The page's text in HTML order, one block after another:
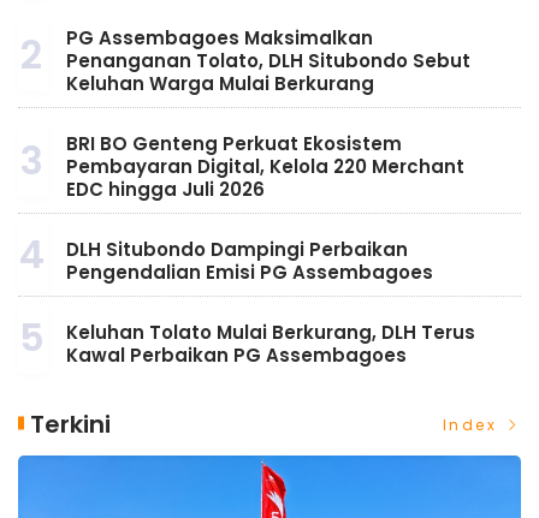
2
PG Assembagoes Maksimalkan
Penanganan Tolato, DLH Situbondo Sebut
Keluhan Warga Mulai Berkurang
3
BRI BO Genteng Perkuat Ekosistem
Pembayaran Digital, Kelola 220 Merchant
EDC hingga Juli 2026
4
DLH Situbondo Dampingi Perbaikan
Pengendalian Emisi PG Assembagoes
5
Keluhan Tolato Mulai Berkurang, DLH Terus
Kawal Perbaikan PG Assembagoes
Terkini Index